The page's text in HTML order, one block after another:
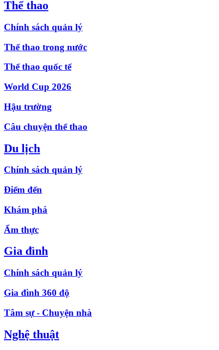
Thể thao
Chính sách quản lý
Thể thao trong nước
Thể thao quốc tế
World Cup 2026
Hậu trường
Câu chuyện thể thao
Du lịch
Chính sách quản lý
Điểm đến
Khám phá
Ẩm thực
Gia đình
Chính sách quản lý
Gia đình 360 độ
Tâm sự - Chuyện nhà
Nghệ thuật